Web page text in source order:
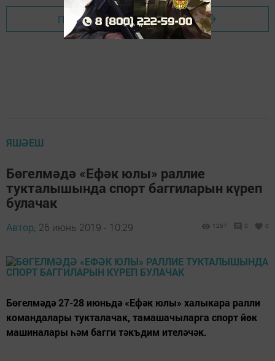
Перейти на страницу новости
ЯШӘЕШ
Бөгелмәдә «Ефәк юлы» раллие
тукталышында спорт баггиларын күреп
булачак
Автор, 26 июнь 2019 - 10:29 1267 0 0
Бөгелмәдә 27-28 июньдә «Ефәк юлы» халыкара ралли
командалары тукталачак, тамашачыларга спорт йөк
машиналары һәм багги тәкъдим ителәчәк.